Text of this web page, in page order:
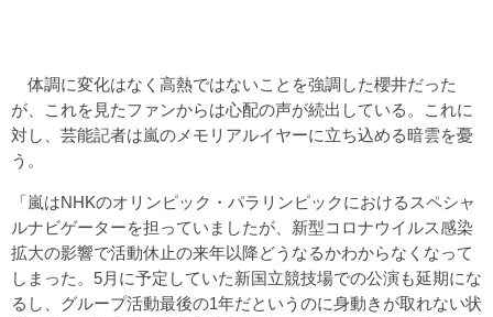
体調に変化はなく高熱ではないことを強調した櫻井だった
が、これを見たファンからは心配の声が続出している。これに
対し、芸能記者は嵐のメモリアルイヤーに立ち込める暗雲を憂
う。
「嵐はNHKのオリンピック・パラリンピックにおけるスペシャ
ルナビゲーターを担っていましたが、新型コロナウイルス感染
拡大の影響で活動休止の来年以降どうなるかわからなくなって
しまった。5月に予定していた新国立競技場での公演も延期にな
るし、グループ活動最後の1年だというのに身動きが取れない状